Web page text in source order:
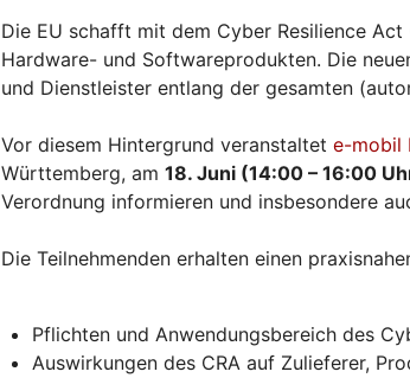
Die EU schafft mit dem Cyber Resilience
Hardware- und Softwareprodukten. Die
und Dienstleister entlang der gesamten
Vor diesem Hintergrund veranstaltet e-mobil
Württemberg, am 18. Juni (14:00 – 16:00
Verordnung informieren und insbesondere
Die Teilnehmenden erhalten einen
Pflichten und Anwendungsbereich des
Auswirkungen des CRA auf Zulieferer,